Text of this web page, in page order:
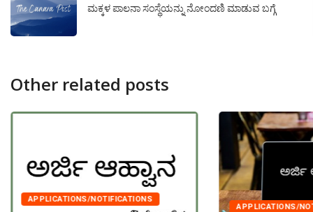
ಮಕ್ಕಳ ಪಾಲನಾ ಸಂಸ್ಥೆಯನ್ನು ನೋಂದಣಿ ಮಾಡುವ ಬಗ್ಗೆ
Other related posts
APPLICATIONS/NOTIFICATIONS
APPLICATIONS/